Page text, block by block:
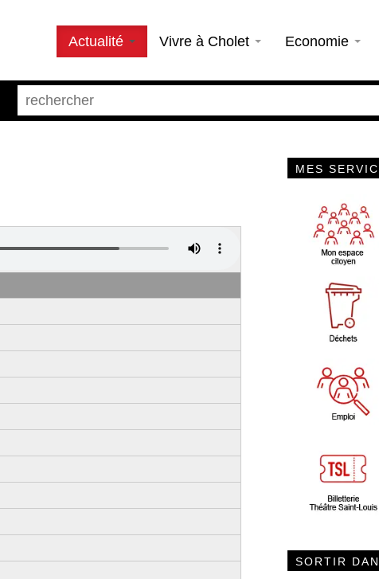
Actualité Vivre à Cholet Economie
MES
SORTIR